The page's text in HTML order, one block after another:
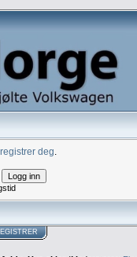
registrer deg